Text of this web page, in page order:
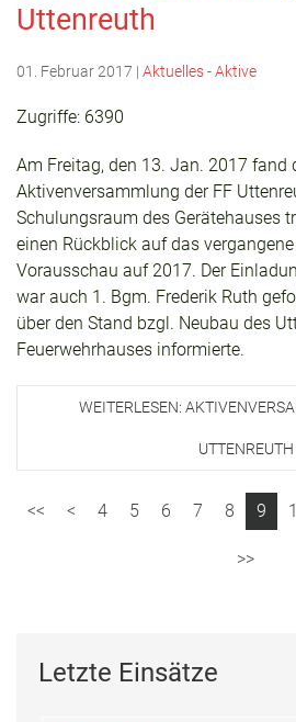
Uttenreuth
01. Februar 2017 | Aktuelles - Aktive
Zugriffe: 6390
Am Freitag, den 13. Jan. 2017 fand
Aktivenversammlung der FF
Schulungsraum des Gerätehauses
einen Rückblick auf das
Vorausschau auf 2017. Der
war auch 1. Bgm. Frederik Ruth
über den Stand bzgl. Neubau des
Feuerwehrhauses informierte.
WEITERLESEN:
UTTENREUTH
4 5 6 7 8 9
Letzte Einsätze